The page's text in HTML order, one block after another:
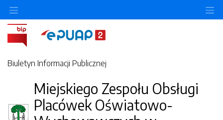
Biuletyn Informacji Publicznej
Miejskiego Zespołu Obsługi
Placówek Oświatowo-